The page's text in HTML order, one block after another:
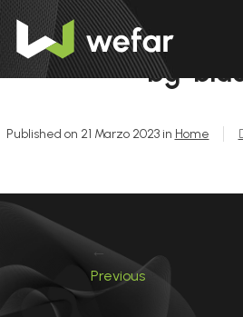
bg-
Published on 21 Marzo 2023in Home
←
Previous